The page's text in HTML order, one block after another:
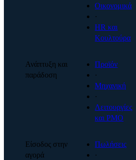
Οικονομικά
·
HR και
Κουλτούρα
Ανάπτυξη και
παράδοση
Προϊόν
·
Μηχανική
·
Λειτουργίες
και PMO
Είσοδος στην
αγορά
Πωλήσεις
·